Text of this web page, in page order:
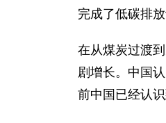
完成了低碳排
在从煤炭过渡
剧增长。中国
前中国已经认